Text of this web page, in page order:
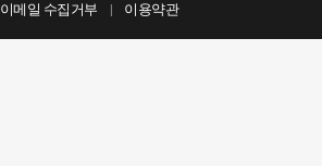
이메일 수집거부 이용약관